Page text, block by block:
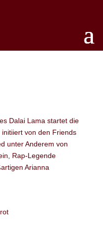
Dalai Lama startet die
von den Friends
unter Anderem von
Rap-Legende
Arianna